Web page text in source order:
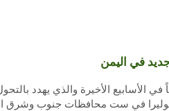
في اليمن
الأخيرة والذي يهدد
بالكوليرا في ست محافظات جنوب وشرق